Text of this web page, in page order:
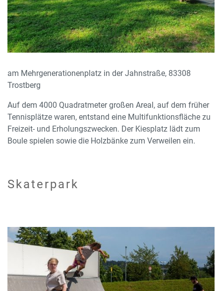
am Mehrgenerationenplatz in der Jahnstraße, 83308
Trostberg
Auf dem 4000 Quadratmeter großen Areal, auf dem früher
Tennisplätze waren, entstand eine Multifunktionsfläche zu
Freizeit- und Erholungszwecken. Der Kiesplatz lädt zum
Boule spielen sowie die Holzbänke zum Verweilen ein.
Skaterpark